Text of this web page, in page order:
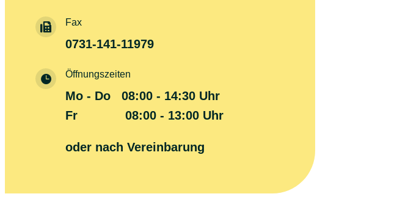
 Fax
0731-141-11979
 Öffnungszeiten
Mo - Do 08:00 - 14:30 Uhr
Fr 08:00 - 13:00 Uhr
oder nach Vereinbarung